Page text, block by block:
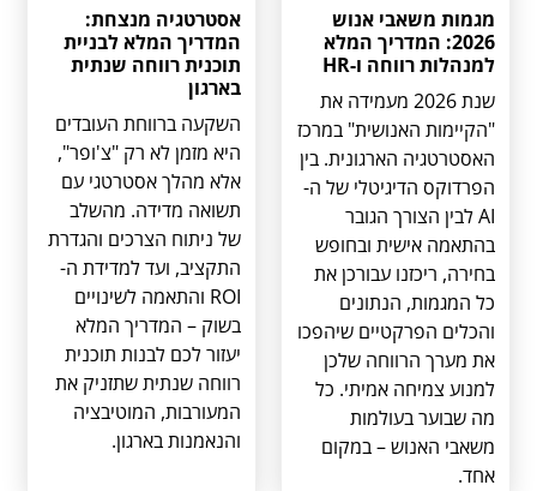
מגמות משאבי אנוש
2026: המדריך המלא
למנהלות רווחה ו-HR
שנת 2026 מעמידה את
"הקיימות האנושית" במרכז
האסטרטגיה הארגונית. בין
הפרדוקס הדיגיטלי של ה-
AI לבין הצורך הגובר
בהתאמה אישית ובחופש
בחירה, ריכזנו עבורכן את
כל המגמות, הנתונים
והכלים הפרקטיים שיהפכו
את מערך הרווחה שלכן
למנוע צמיחה אמיתי. כל
מה שבוער בעולמות
משאבי האנוש – במקום
אחד.
אסטרטגיה מנצחת:
המדריך המלא לבניית
תוכנית רווחה שנתית
בארגון
השקעה ברווחת העובדים
היא מזמן לא רק "צ'ופר",
אלא מהלך אסטרטגי עם
תשואה מדידה. מהשלב
של ניתוח הצרכים והגדרת
התקציב, ועד למדידת ה-
ROI והתאמה לשינויים
בשוק – המדריך המלא
יעזור לכם לבנות תוכנית
רווחה שנתית שתזניק את
המעורבות, המוטיבציה
והנאמנות בארגון.